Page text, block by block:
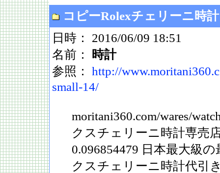
コピーRolexチェリーニ時計
日時： 2016/06/09 18:51
名前：
時計
参照： http://
small-14/
moritani360.com/wares/
クスチェリーニ時計専売
0.096854479 日本最大級
クスチェリーニ時計代引